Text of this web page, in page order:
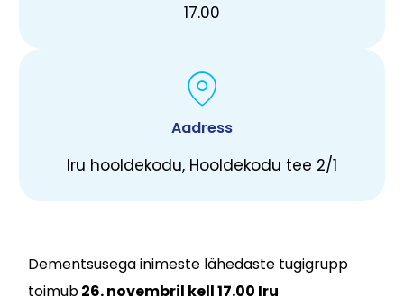
17.00
Aadress
Iru hooldekodu, Hooldekodu tee 2/1
Dementsusega inimeste lähedaste tugigrupp
toimub26. novembril kell 17.00 Iru